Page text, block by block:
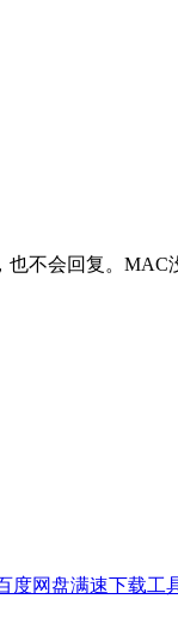
也不会回复。
度网盘满速下载